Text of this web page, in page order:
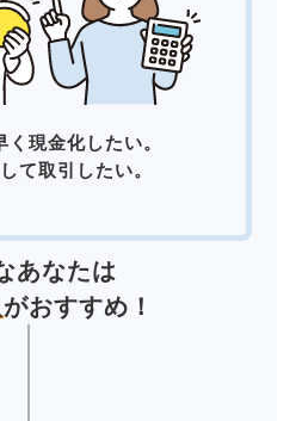
現金化したい。
て取引したい。
あなたは
がおすすめ！